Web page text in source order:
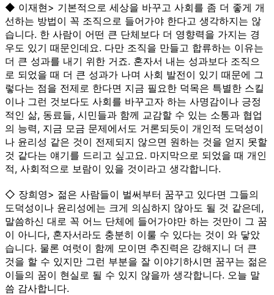
◆ 이재현> 기본적으로 세상을 바꾸고 사회를 좀 더 좋게 개
선하는 방법이 꼭 조직으로 들어가야 한다고 생각하지는 않
습니다. 한 사람이 어떤 큰 단체보다 더 영향력을 가지는 경
우도 있기 때문인데요. 다만 조직을 만들고 합류하는 이유는
더 큰 성과를 내기 위한 거죠. 혼자서 내는 성과보다 조직으
로 되었을 때 더 큰 성과가 나며 사회 발전이 있기 때문에 그
렇다는 점을 전제로 한다면 지금 필요한 덕목은 특별한 스킬
이나 그런 것보다도 사회를 바꾸고자 하는 사명감이나 긍정
적인 삶, 동료들, 시민들과 함께 교감할 수 있는 소통과 협업
의 능력, 지금 모금 문제에서도 거론되듯이 개인적 도덕성이
나 윤리성 같은 것이 전제되지 않으면 원하는 것을 얻지 못할
것 같다는 얘기를 드리고 싶고요. 마지막으로 되었을 때 개인
적, 사회적으로 보람이 있을 것이라고 생각합니다.
◇ 장희영> 젊은 사람들이 벌써부터 꿈꾸고 있다면 그들의
도덕성이나 윤리성에는 크게 의심하지 않아도 될 것 같은데,
말씀하신 대로 꼭 어느 단체에 들어가야만 하는 것만이 그 꿈
이 아니다, 혼자서라도 충분히 이룰 수 있다는 것이 와 닿았
습니다. 물론 여럿이 함께 모이면 추진력은 강해지니 더 큰
것을 할 수 있지만 그런 부분을 잘 이야기하시면 꿈꾸는 젊은
이들의 꿈이 현실로 될 수 있지 않을까 생각합니다. 오늘 말
씀 감사합니다.